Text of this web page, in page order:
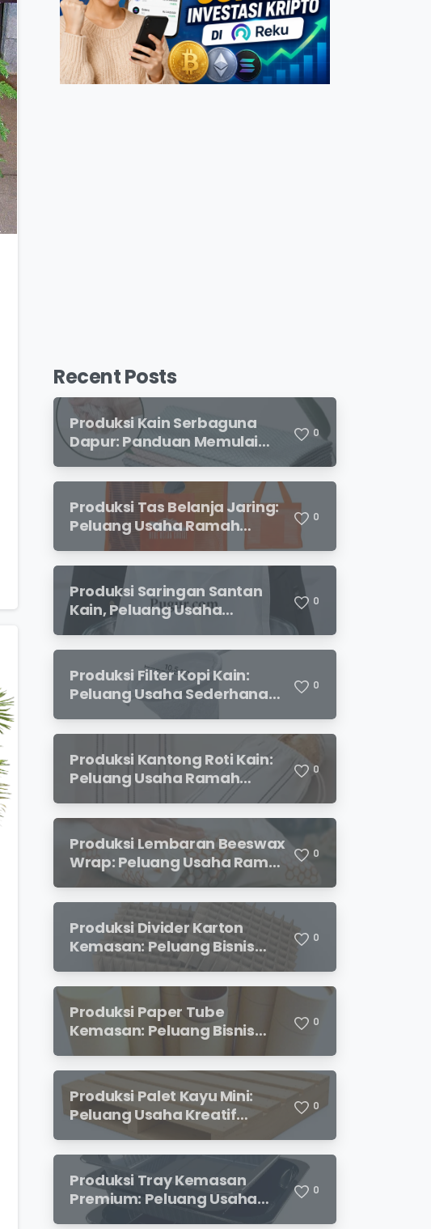
Recent Posts
Produksi Kain Serbaguna
Dapur: Panduan Memulai
Usaha yang Menjanjikan
untuk Pebisnis Pemula
0
Produksi Tas Belanja Jaring:
Peluang Usaha Ramah
Lingkungan yang
Menjanjikan
0
Produksi Saringan Santan
Kain, Peluang Usaha
Sederhana dengan
Permintaan yang Terus
Meningkat
0
Produksi Filter Kopi Kain:
Peluang Usaha Sederhana
yang Semakin Diminati
Pecinta Kopi
0
Produksi Kantong Roti Kain:
Peluang Usaha Ramah
Lingkungan dengan Prospek
Menjanjikan
0
Produksi Lembaran Beeswax
Wrap: Peluang Usaha Ramah
Lingkungan yang
Menjanjikan
0
Produksi Divider Karton
Kemasan: Peluang Bisnis
Menjanjikan dengan
Permintaan yang Terus
Meningkat
0
Produksi Paper Tube
Kemasan: Peluang Bisnis
Prospek Cerah
0
Produksi Palet Kayu Mini:
Peluang Usaha Kreatif
dengan Modal Terjangkau
dan Potensi Keuntungan
Menjanjikan
0
Produksi Tray Kemasan
Premium: Peluang Usaha
Menjanjikan di Industri
0